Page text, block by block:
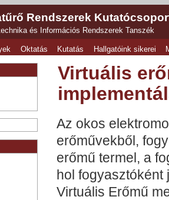
Rendszerek
és Információs Rendszerek Tanszék
Oktatás Kutatás Hallgatóink sikerei
Virtuális
Az okos
erőművekből,
erőmű termel, a
hol fogyasztóként
Virtuális Erőmű